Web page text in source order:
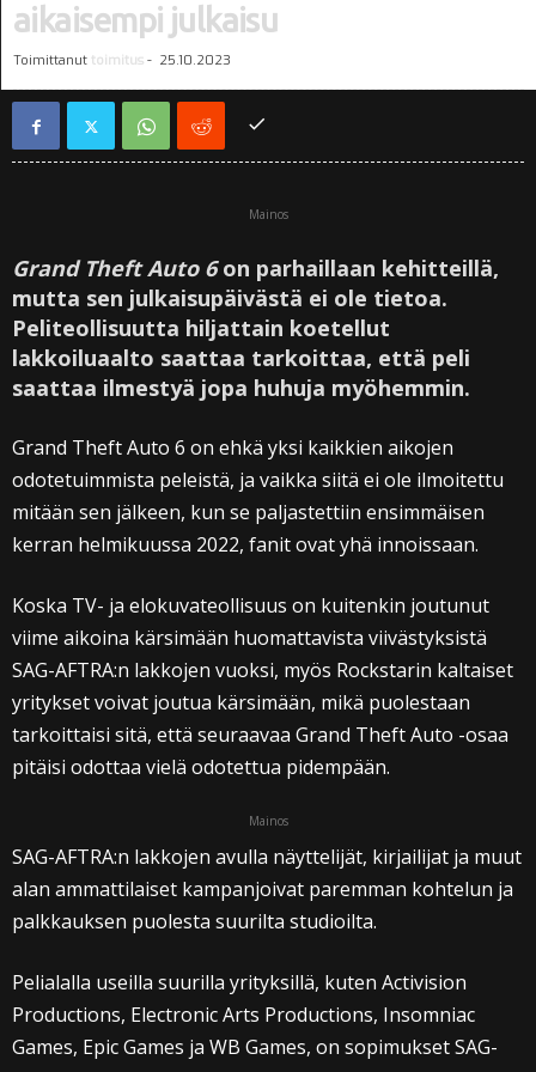
aikaisempi julkaisu
Toimittanut toimitus - 25.10.2023
Mainos
Grand Theft Auto 6on parhaillaan kehitteillä,
mutta sen julkaisupäivästä ei ole tietoa.
Peliteollisuutta hiljattain koetellut
lakkoiluaalto saattaa tarkoittaa, että peli
saattaa ilmestyä jopa huhuja myöhemmin.
Grand Theft Auto 6 on ehkä yksi kaikkien aikojen
odotetuimmista peleistä, ja vaikka siitä ei ole ilmoitettu
mitään sen jälkeen, kun se paljastettiin ensimmäisen
kerran helmikuussa 2022, fanit ovat yhä innoissaan.
Koska TV- ja elokuvateollisuus on kuitenkin joutunut
viime aikoina kärsimään huomattavista viivästyksistä
SAG-AFTRA:n lakkojen vuoksi, myös Rockstarin kaltaiset
yritykset voivat joutua kärsimään, mikä puolestaan
tarkoittaisi sitä, että seuraavaa Grand Theft Auto -osaa
pitäisi odottaa vielä odotettua pidempään.
Mainos
SAG-AFTRA:n lakkojen avulla näyttelijät, kirjailijat ja muut
alan ammattilaiset kampanjoivat paremman kohtelun ja
palkkauksen puolesta suurilta studioilta.
Pelialalla useilla suurilla yrityksillä, kuten Activision
Productions, Electronic Arts Productions, Insomniac
Games, Epic Games ja WB Games, on sopimukset SAG-